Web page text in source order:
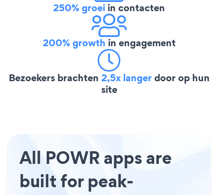
250% groei in contacten
200% growth in engagement
Bezoekers brachten 2,5x langerdoor op hun
site
All POWR apps are
built for peak-